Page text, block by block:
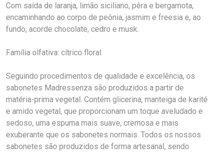
Com saída de laranja, limão siciliano, pêra e bergamota,
encaminhando ao corpo de peônia, jasmim e freesia e, ao
fundo, acorde chocolate, cedro e musk.
Família olfativa: cítrico floral.
Seguindo procedimentos de qualidade e excelência, os
sabonetes Madressenza são produzidos a partir de
matéria-prima vegetal. Contém glicerina, manteiga de karité
e amido vegetal, que proporcionam um toque aveludado e
sedoso, uma espuma mais suave, cremosa e mais
exuberante que os sabonetes normais. Todos os nossos
sabonetes são produzidos de forma artesanal, sendo